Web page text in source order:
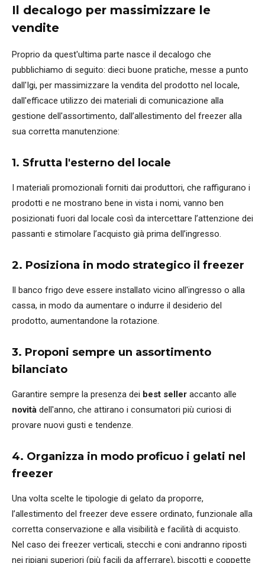
Il decalogo per massimizzare le
vendite
Proprio da quest'ultima parte nasce il decalogo che
pubblichiamo di seguito: dieci buone pratiche, messe a punto
dall'Igi, per massimizzare la vendita del prodotto nel locale,
dall'efficace utilizzo dei materiali di comunicazione alla
gestione dell'assortimento, dall’allestimento del freezer alla
sua corretta manutenzione:
1. Sfrutta l'esterno del locale
I materiali promozionali forniti dai produttori, che raffigurano i
prodotti e ne mostrano bene in vista i nomi, vanno ben
posizionati fuori dal locale così da intercettare l’attenzione dei
passanti e stimolare l’acquisto già prima dell’ingresso.
2. Posiziona in modo strategico il freezer
Il banco frigo deve essere installato vicino all'ingresso o alla
cassa, in modo da aumentare o indurre il desiderio del
prodotto, aumentandone la rotazione.
3. Proponi sempre un assortimento
bilanciato
Garantire sempre la presenza dei best seller accanto alle
novità dell'anno, che attirano i consumatori più curiosi di
provare nuovi gusti e tendenze.
4. Organizza in modo proficuo i gelati nel
freezer
Una volta scelte le tipologie di gelato da proporre,
l’allestimento del freezer deve essere ordinato, funzionale alla
corretta conservazione e alla visibilità e facilità di acquisto.
Nel caso dei freezer verticali, stecchi e coni andranno riposti
nei ripiani superiori (più facili da afferrare), biscotti e coppette